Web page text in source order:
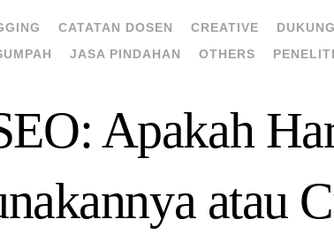
CATATAN DOSEN CREATIVE
JASA PINDAHAN OTHERS
Apakah
atau